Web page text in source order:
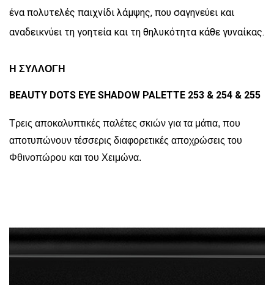
ένα πολυτελές παιχνίδι λάμψης, που σαγηνεύει και
αναδεικνύει τη γοητεία και τη θηλυκότητα κάθε γυναίκας.
Η ΣΥΛΛΟΓΗ
BEAUTY DOTS EYE SHADOW PALETTE 253 & 254 & 255
Τρεις αποκαλυπτικές παλέτες σκιών για τα μάτια, που
αποτυπώνουν τέσσερις διαφορετικές αποχρώσεις του
Φθινοπώρου και του Χειμώνα.